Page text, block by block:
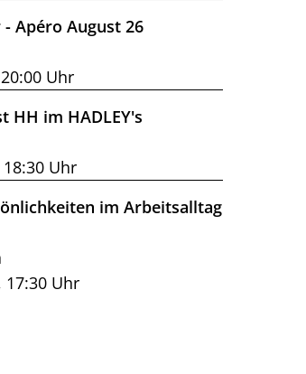
Apéro August 26
Uhr
HH im HADLEY's
Uhr
im Arbeitsalltag
17:30 Uhr